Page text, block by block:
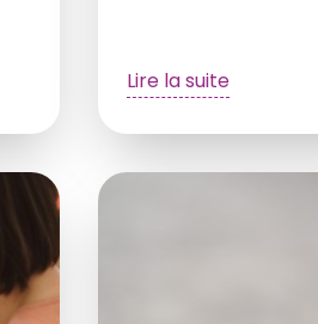
Lire la suite